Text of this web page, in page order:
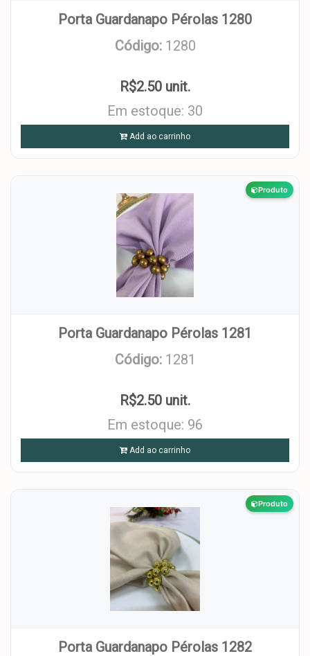
Porta Guardanapo Pérolas 1280
Código: 1280
R$2.50 unit.
Em estoque: 30
Add ao carrinho
Produto
Porta Guardanapo Pérolas 1281
Código: 1281
R$2.50 unit.
Em estoque: 96
Add ao carrinho
Produto
Porta Guardanapo Pérolas 1282